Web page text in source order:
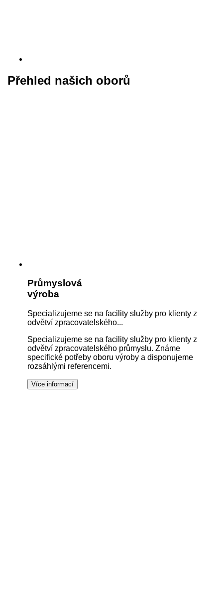
Přehled našich oborů
Průmyslová
výroba
Specializujeme se na facility služby pro klienty z
odvětví zpracovatelského...
Specializujeme se na facility služby pro klienty z
odvětví zpracovatelského průmyslu. Známe
specifické potřeby oboru výroby a disponujeme
rozsáhlými referencemi.